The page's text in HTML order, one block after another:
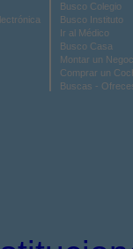
Busco Colegio
Busco Instituto
Ir al Médico
Busco Casa
Montar un
Comprar un
Buscas -